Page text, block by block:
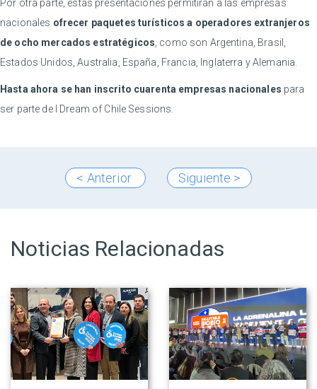
Por otra parte, estas presentaciones permitirán a las empresas
nacionales ofrecer paquetes turísticos a operadores extranjeros
de ocho mercados estratégicos , como son Argentina, Brasil,
Estados Unidos, Australia, España, Francia, Inglaterra y Alemania.
Hasta ahora se han inscrito cuarenta empresas nacionales para
ser parte de I Dream of Chile Sessions.
< Anterior Siguiente >
Noticias Relacionadas